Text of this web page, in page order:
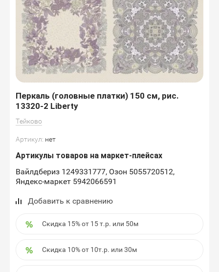
Перкаль (головные платки) 150 см, рис.
13320-2 Liberty
Тейково
Артикул: нет
Артикулы товаров на маркет-плейсах
Вайлдбериз 1249331777, Озон 5055720512,
Яндекс-маркет 5942066591
Добавить к сравнению
Скидка 15% от 15 т.р. или 50м
Скидка 10% от 10т.р. или 30м